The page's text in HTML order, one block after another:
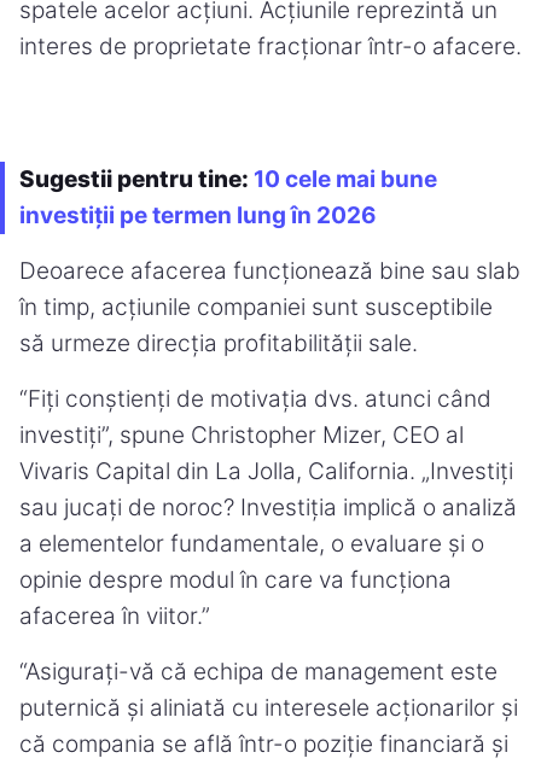
spatele acelor acțiuni. Acțiunile reprezintă un
interes de proprietate fracționar într-o afacere.
Sugestii pentru tine: 10 cele mai bune
investiții pe termen lung în 2026
Deoarece afacerea funcționează bine sau slab
în timp, acțiunile companiei sunt susceptibile
să urmeze direcția profitabilității sale.
“Fiți conștienți de motivația dvs. atunci când
investiți”, spune Christopher Mizer, CEO al
Vivaris Capital din La Jolla, California. „Investiți
sau jucați de noroc? Investiția implică o analiză
a elementelor fundamentale, o evaluare și o
opinie despre modul în care va funcționa
afacerea în viitor.”
“Asigurați-vă că echipa de management este
puternică și aliniată cu interesele acționarilor și
că compania se află într-o poziție financiară și